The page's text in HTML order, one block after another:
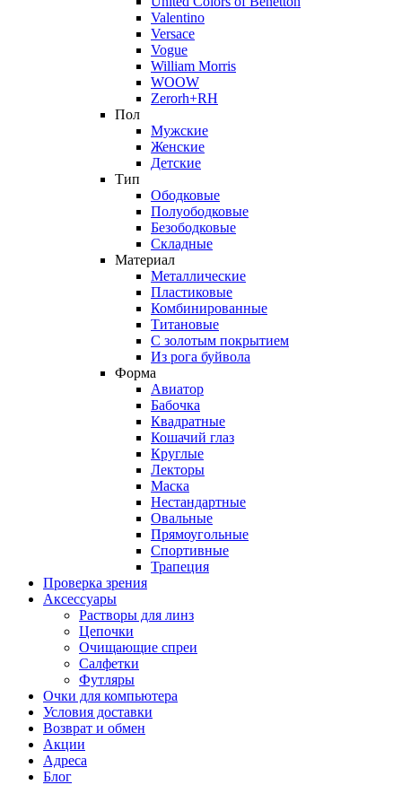
Valentino
Versace
Vogue
William Morris
WOOW
Zerorh+RH
Пол
Мужские
Женские
Детские
Тип
Ободковые
Полуободковые
Безободковые
Складные
Материал
Металлические
Пластиковые
Комбинированные
Титановые
С золотым покрытием
Из рога буйвола
Форма
Авиатор
Бабочка
Квадратные
Кошачий глаз
Круглые
Лекторы
Маска
Нестандартные
Овальные
Прямоугольные
Спортивные
Трапеция
Проверка зрения
Аксессуары
Растворы для линз
Цепочки
Очищающие спреи
Салфетки
Футляры
Очки для компьютера
Условия доставки
Возврат и обмен
Акции
Адреса
Блог